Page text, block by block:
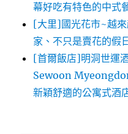
幕好吃有特色的中式
[大里]國光花市~越
家、不只是賣花的假
[首爾飯店]明洞世
Sewoon
新穎舒適的公寓式酒